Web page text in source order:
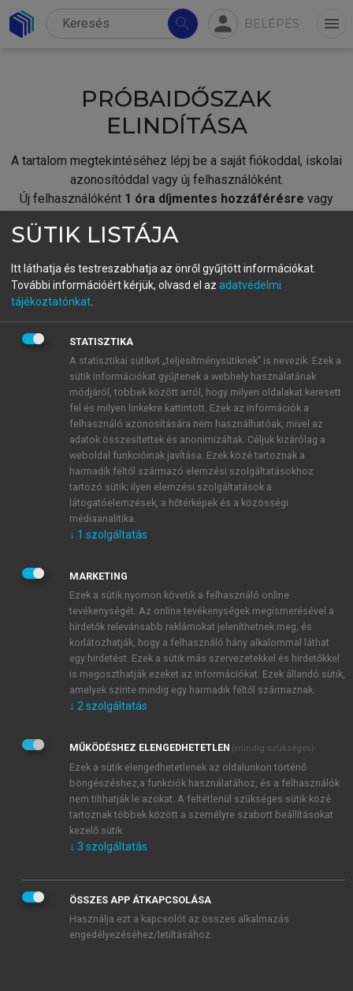
search person BELÉPÉS menu
PRÓBAIDŐSZAK
ELINDÍTÁSA
A tartalom megtekintéséhez lépj be a saját fiókoddal, iskolai
azonosítóddal vagy új felhasználóként.
Új felhasználóként 1 óra díjmentes hozzáférésre vagy
fiókoddal,vagy hozz létre új fiókot.
A regisztráció után apróbaidőszakautomatikusan
BELÉPÉS SAJÁT FIÓKKAL
ÚJ FIÓK LÉTREHOZÁSA
1 óra díjmentes hozzáférés
E-MAIL-CÍM
JELSZÓ
JELSZÓ ÚJRA
Kérek értesítést a MeRSZ újdonságairól, akcióiról.
Kérek értesítést az Akadémiai Kiadó Zrt. újdonságairól,
Adatkezelési tájékoztatóbanfoglaltakat tudomásul
veszem és elfogadom.
Általános vásárlási feltételeket, valamint a szotar.netés a
mersz.huoldalak licencszerződéseiben foglaltakat
tudomásul veszem és elfogadom.
KIPRÓBÁLOM
SÜTIK LISTÁJA
Itt láthatja és testreszabhatja az önről gyűjtött információkat.
További információért kérjük, olvasd el az adatvédelmi
tájékoztatónkat
STATISZTIKA
A statisztikai sütiket „teljesítménysütiknek” is nevezik. Ezek a
sütik információkat gyűjtenek a webhely használatának
módjáról, többek között arról, hogy milyen oldalakat keresett
fel és milyen linkekre kattintott. Ezek az információk a
felhasználó azonosítására nem használhatóak, mivel az
adatok összesítettek és anonimizáltak. Céljuk kizárólag a
weboldal funkcióinak javítása. Ezek közé tartoznak a
harmadik féltől származó elemzési szolgáltatásokhoz
tartozó sütik; ilyen elemzési szolgáltatások a
látogatóelemzések, a hőtérképek és a közösségi
médiaanalitika.
↓ 1 szolgáltatás
MARKETING
Ezek a sütik nyomon követik a felhasználó online
tevékenységét. Az online tevékenységek megismerésével a
hirdetők relevánsabb reklámokat jeleníthetnek meg, és
korlátozhatják, hogy a felhasználó hány alkalommal láthat
egy hirdetést. Ezek a sütik más szervezetekkel és hirdetőkkel
is megoszthatják ezeket az információkat. Ezek állandó sütik,
amelyek szinte mindig egy harmadik féltől származnak.
↓ 2 szolgáltatás
MŰKÖDÉSHEZ ELENGEDHETETLEN (mindig szükséges)
Ezek a sütik elengedhetetlenek az oldalunkon történő
böngészéshez,a funkciók használatához, és a felhasználók
nem tilthatják le azokat. A feltétlenül szükséges sütik közé
tartoznak többek között a személyre szabott beállításokat
kezelő sütik.
↓ 3 szolgáltatás
ÖSSZES APP ÁTKAPCSOLÁSA
Használja ezt a kapcsolót az összes alkalmazás
engedélyezéséhez/letiltásához.